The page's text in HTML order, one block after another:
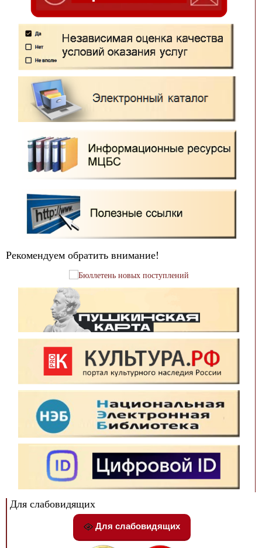
Рекомендуем обратить внимание!
Для слабовидящих
Для слабовидящих